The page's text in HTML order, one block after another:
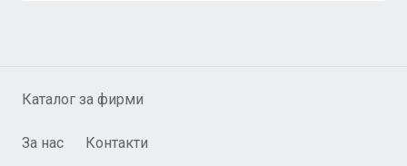
Каталог за фирми
За нас Контакти